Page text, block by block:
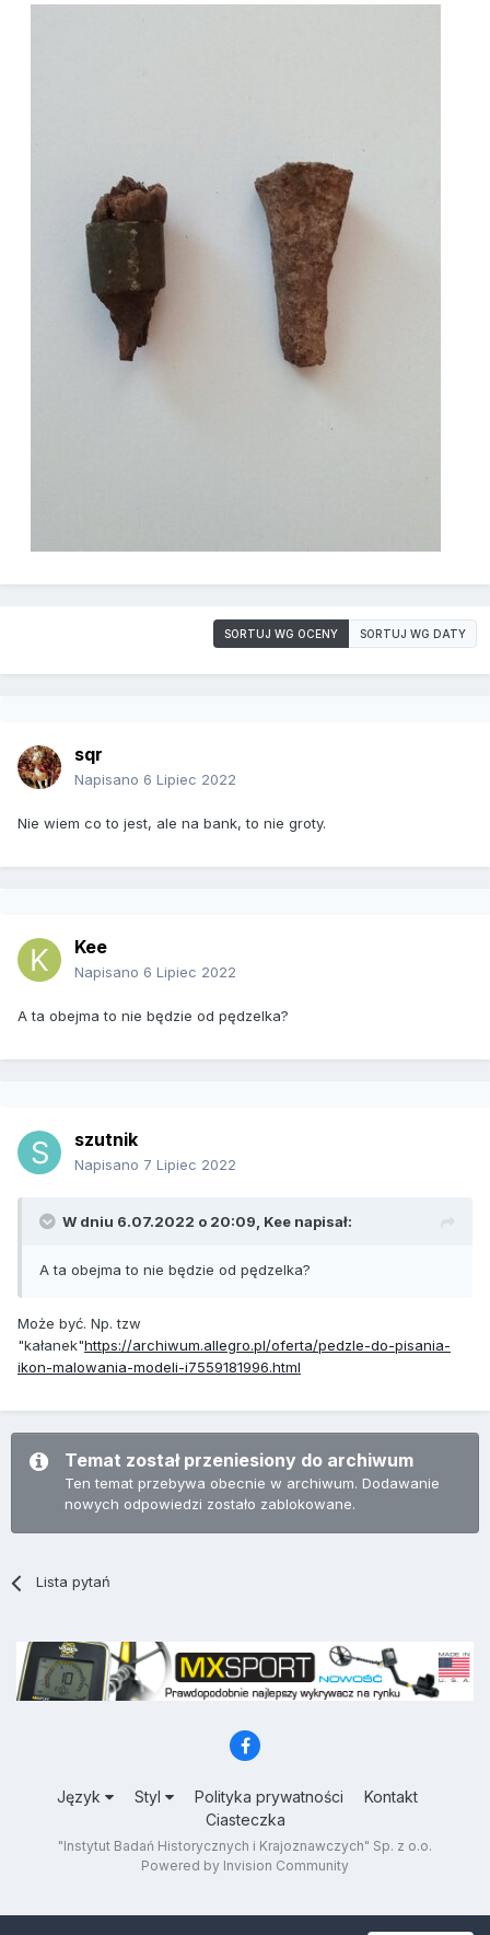
SORTUJ WG OCENY SORTUJ WG DATY
sqr
Napisano 6 Lipiec 2022
Nie wiem co to jest, ale na bank, to nie groty.
Kee
Napisano 6 Lipiec 2022
A ta obejma to nie będzie od pędzelka?
szutnik
Napisano 7 Lipiec 2022
W dniu 6.07.2022 o 20:09, Kee napisał:
A ta obejma to nie będzie od pędzelka?
Może być. Np. tzw
"kałanek"https://archiwum.allegro.pl/oferta/pedzle-do-pisania-
ikon-malowania-modeli-i7559181996.html
Temat został przeniesiony do archiwum
Ten temat przebywa obecnie w archiwum. Dodawanie
nowych odpowiedzi zostało zablokowane.
Lista pytań
Język Styl Polityka prywatności
Kontakt
Ciasteczka
"Instytut Badań Historycznych i Krajoznawczych" Sp. z o.o.
Powered by Invision Community